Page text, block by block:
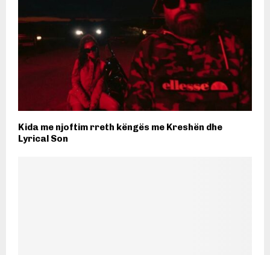
Kida me njoftim rreth këngës me Kreshën dhe
Lyrical Son